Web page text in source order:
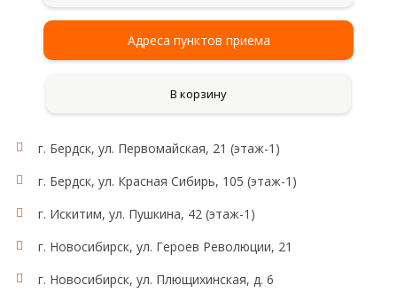
Адреса пунктов приема
В корзину
Рекомендации для сбора и сдачи анализа
наружных половых органов без применения
антисептиков. Женщинам не рекомендуется
сдавать анализ мочи во время менструации. Мочу
для исследования собирают на протяжении суток
пробуждения (в 6-8 часов утра) пациент мочится в
г. Бердск, ул. Первомайская, 21 (этаж-1)
г. Бердск, ул. Красная Сибирь, 105 (этаж-1)
г. Искитим, ул. Пушкина, 42 (этаж-1)
г. Новосибирск, ул. Героев Революции, 21
г. Новосибирск, ул. Плющихинская, д. 6